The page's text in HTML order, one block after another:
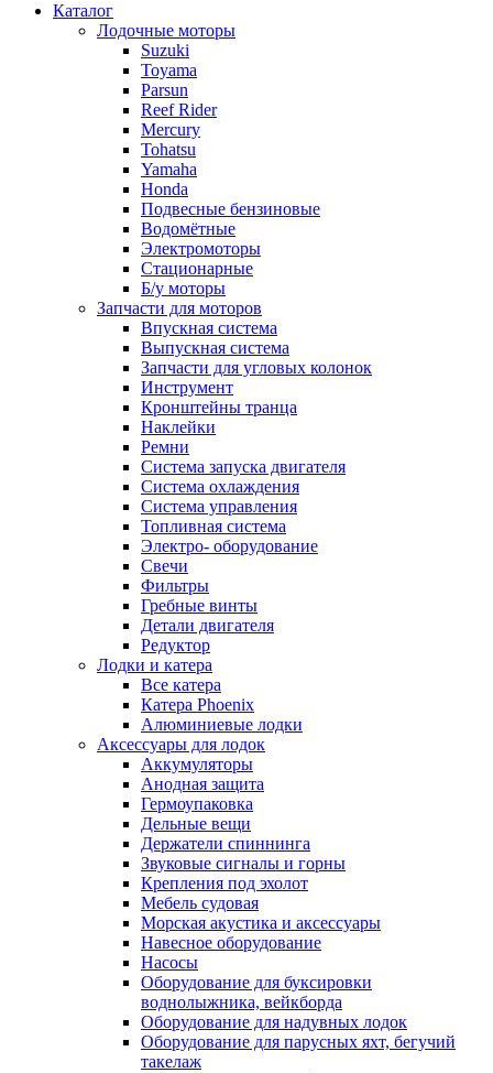
Каталог
Лодочные моторы
Suzuki
Toyama
Parsun
Reef Rider
Mercury
Tohatsu
Yamaha
Honda
Подвесные бензиновые
Водомётные
Электромоторы
Стационарные
Б/у моторы
Запчасти для моторов
Впускная система
Выпускная система
Запчасти для угловых колонок
Инструмент
Кронштейны транца
Наклейки
Ремни
Система запуска двигателя
Система охлаждения
Система управления
Топливная система
Электро- оборудование
Свечи
Фильтры
Гребные винты
Детали двигателя
Редуктор
Лодки и катера
Все катера
Катера Phoenix
Алюминиевые лодки
Аксессуары для лодок
Аккумуляторы
Анодная защита
Гермоупаковка
Дельные вещи
Держатели спиннинга
Звуковые сигналы и горны
Крепления под эхолот
Мебель судовая
Морская акустика и аксессуары
Навесное оборудование
Насосы
Оборудование для буксировки
воднолыжника, вейкборда
Оборудование для надувных лодок
Оборудование для парусных яхт, бегучий
такелаж